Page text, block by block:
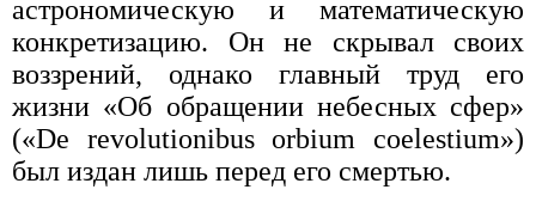
астрономическую и математическую
конкретизацию. Он не скрывал своих
воззрений, однако главный труд его
жизни «Об обращении небесных сфер»
(«De revolutionibus orbium coelestium»)
был издан лишь перед его смертью.